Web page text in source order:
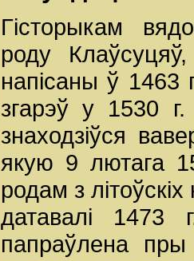
Гісторыкам
роду
напісаны ў 1463
згарэў у 1530
знаходзіўся
якую 9 лютага
родам з
датавалі
папраўлена пры